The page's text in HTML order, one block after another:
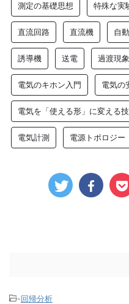
測定の基礎思想 特殊な実
直流回路 直流機 自
誘導機 送電 過渡現象
電気のキホン入門 電気の
電気を「使える形」に変える
電気計測 電源トポロジー
-回帰分析